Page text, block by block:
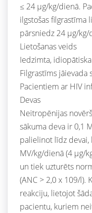
≤ 24 μg/kg/dienā.
ilgstošas filgrastīma
pārsniedz 24 μg/kg/
Lietošanas veids
Iedzimta,
Filgrastīms jāievada
Pacientiem ar HIV
Devas
Neitropēnijas
sākuma deva ir 0,1
palielinot līdz devai,
MV/kg/dienā (4 μg/
un tiek uzturēts
(ANC > 2,0 x 109/l).
reakciju, lietojot
pacientu, kuriem